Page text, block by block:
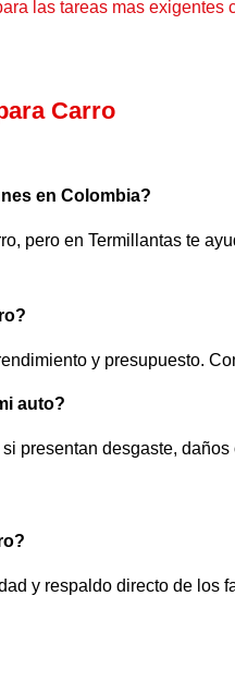
Carro
en Colombia?
pero en Termillantas te
y presupuesto.
auto?
presentan desgaste,
y respaldo directo de los